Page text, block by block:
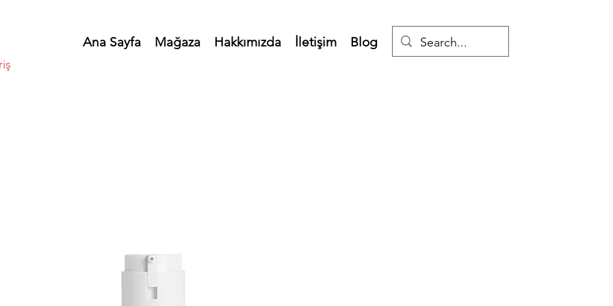
Ana Sayfa Mağaza Hakkımızda İletişim Blog